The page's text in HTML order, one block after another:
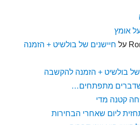
אומץ
על חיישנים של בולשיט + הזמנה
של בולשיט + הזמנה להקשבה
מתפתחים…
קטנה מדי
ליום שאחרי הבחירות